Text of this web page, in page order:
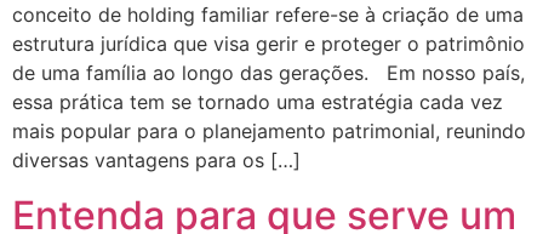
conceito de holding familiar refere-se à criação de uma
estrutura jurídica que visa gerir e proteger o patrimônio
de uma família ao longo das gerações. Em nosso país,
essa prática tem se tornado uma estratégia cada vez
mais popular para o planejamento patrimonial, reunindo
diversas vantagens para os […]
Entenda para que serve um